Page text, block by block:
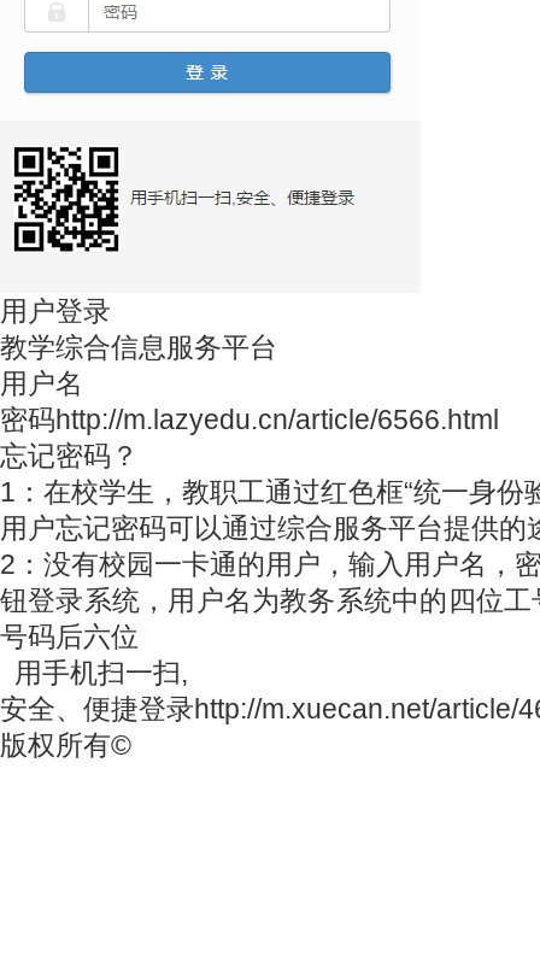
用户登录
教学综合信息服务平台
用户名
密码http://m.lazyedu.cn/article/6566.html
忘记密码？
1：在校学生，教职工通过红色框“统一身份
用户忘记密码可以通过综合服务平台提供的
2：没有校园一卡通的用户，输入用户名，
钮登录系统，用户名为教务系统中的四位
号码后六位
用手机扫一扫,
安全、便捷登录http://m.xuecan.net/article/
版权所有©